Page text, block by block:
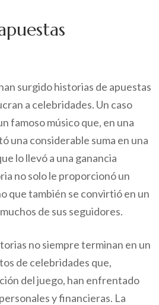
surgido historias de apuestas
a celebridades. Un caso
famoso músico que, en una
una considerable suma en una
lo llevó a una ganancia
no solo le proporcionó un
que también se convirtió en un
de sus seguidores.
no siempre terminan en un
de celebridades que,
del juego, han enfrentado
y financieras. La